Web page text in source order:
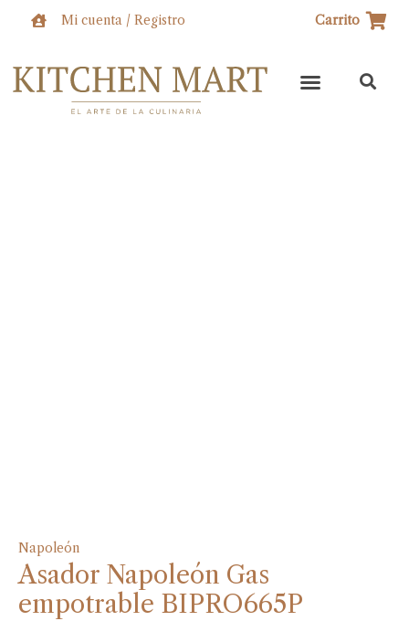
Mi cuenta / Registro Carrito
Napoleón
Asador Napoleón Gas
empotrable BIPRO665P